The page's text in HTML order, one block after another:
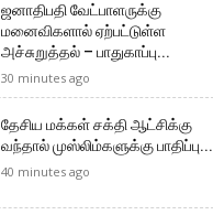
ஜனாதிபதி வேட்பாளருக்கு
மனைவிகளால் ஏற்பட்டுள்ள
அச்சுறுத்தல் – பாதுகாப்பு...
30 minutes ago
தேசிய மக்கள் சக்தி ஆட்சிக்கு
வந்தால் முஸ்லிம்களுக்கு பாதிப்பு...
40 minutes ago